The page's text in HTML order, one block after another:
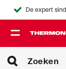
De expert